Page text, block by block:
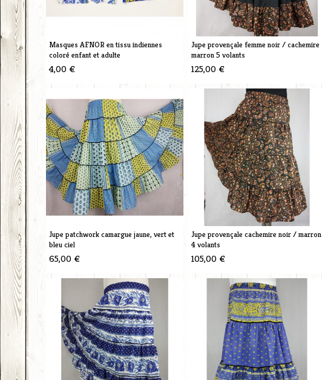
Masques AFNOR en tissu indiennes
coloré enfant et adulte
4,00 €
Jupe provençale femme noir / cachemire
marron 5 volants
125,00 €
Jupe patchwork camargue jaune, vert et
bleu ciel
65,00 €
Jupe provençale cachemire noir / marron
4 volants
105,00 €